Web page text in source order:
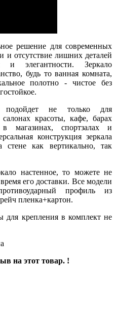
решение для современных
и отсутствие лишних деталей
и элегантности. Зеркало
будь то ванная комната,
полотно - чистое без
подойдет не только для
красоты, кафе, барах
спортзалах и
конструкция зеркала
стене как вертикально, так
настенное, то можете не
его доставки. Все модели
профиль из
пленка+картон.
для крепления в комплект не
на этот товар. !